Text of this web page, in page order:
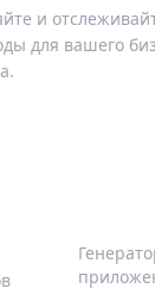
и
для вашего